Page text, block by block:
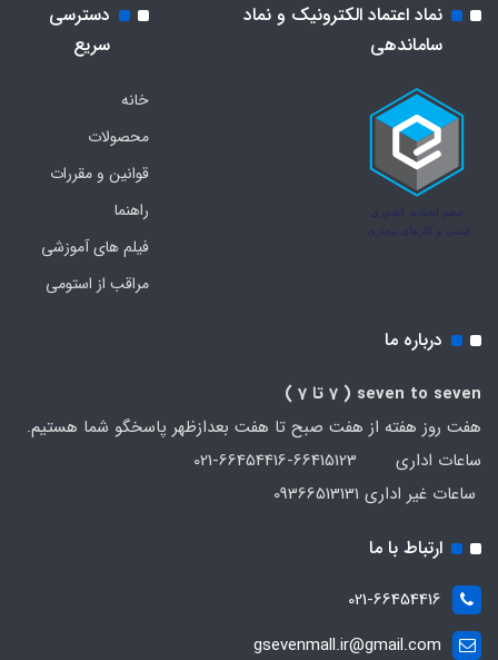
نماد اعتماد الکترونیک و نماد
ساماندهی
دسترسی
سریع
خانه
محصولات
قوانین و مقررات
راهنما
فیلم های آموزشی
مراقب از استومی
درباره ما
seven to seven ( 7 تا 7 )
هفت روز هفته از هفت صبح تا هفت بعدازظهر پاسخگو شما هستیم.
ساعات اداری 66415123-66454416-021
ساعات غیر اداری 09366513131
ارتباط با ما
021-66454416
gsevenmall.ir@gmail.com